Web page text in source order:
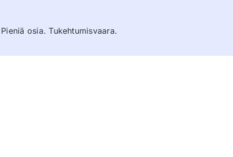
osia. Tukehtumisvaara.